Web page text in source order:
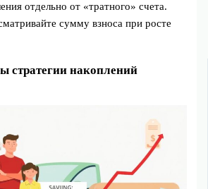
отдельно от «тратного» счета.
сумму взноса при росте
стратегии накоплений